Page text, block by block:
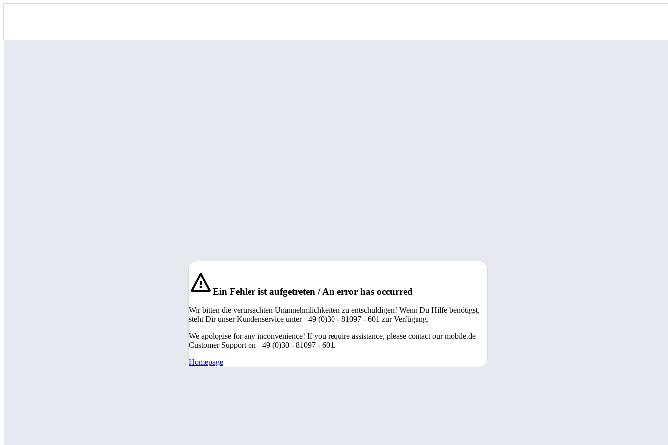
Ein Fehler ist aufgetreten / An error has occurred
Wir bitten die verursachten Unannehmlichkeiten zu entschuldigen! Wenn Du Hilfe benötigst,
steht Dir unser Kundenservice unter +49 (0)30 - 81097 - 601 zur Verfügung.
We apologise for any inconvenience! If you require assistance, please contact our mobile.de
Customer Support on +49 (0)30 - 81097 - 601.
Homepage